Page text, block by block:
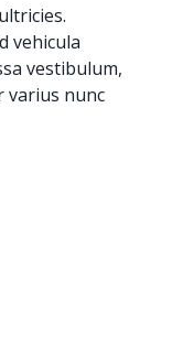
vehicula
vestibulum,
varius nunc